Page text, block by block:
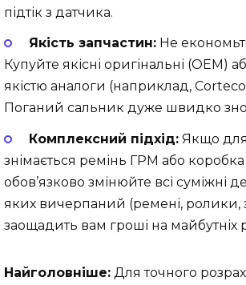
підтік з датчика.
Якість запчастин:Не
Купуйте якісні оригінальні (OEM)
якістю аналоги (наприклад,
Поганий сальник дуже швидко
Комплексний підхід:Якщо для
знімається ремінь ГРМ або
обов’язково змінюйте всі суміжні
яких вичерпаний (ремені, ролики,
заощадить вам гроші на майбутніх
Найголовніше: Для точного